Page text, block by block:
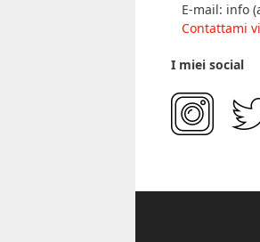
E-mail: info
Contattami
I miei social